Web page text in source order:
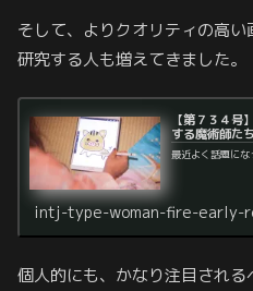
そして、よりクオリティの高
研究する人も増えてきました。
【第７３４号
する魔術師た
最近よく話題に
intj-type-woman-fire-early-
個人的にも、かなり注目され